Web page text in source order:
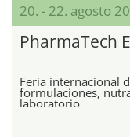
20. - 22. agosto
PharmaTech
Feria internacional
formulaciones,
laboratorio